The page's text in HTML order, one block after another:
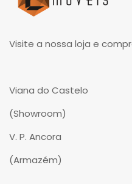
Visite a nossa loja e
Viana do Castelo
(Showroom)
V. P. Ancora
(Armazém)